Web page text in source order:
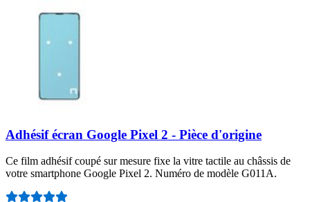
Adhésif écran Google Pixel 2 - Pièce d'origine
Ce film adhésif coupé sur mesure fixe la vitre tactile au châssis de
votre smartphone Google Pixel 2. Numéro de modèle G011A.